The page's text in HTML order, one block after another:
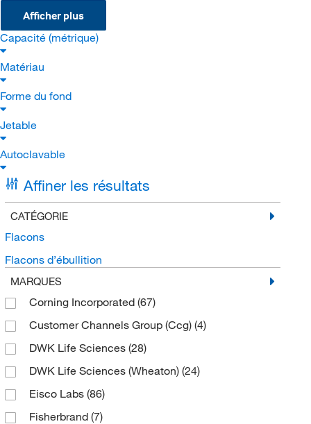
Afficher plus
Capacité (métrique)
Matériau
Forme du fond
Jetable
Autoclavable
Affiner les résultats
CATÉGORIE
Flacons
Flacons d’ébullition
MARQUES
Corning Incorporated (67)
Customer Channels Group (Ccg) (4)
DWK Life Sciences (28)
DWK Life Sciences (Wheaton) (24)
Eisco Labs (86)
Fisherbrand (7)